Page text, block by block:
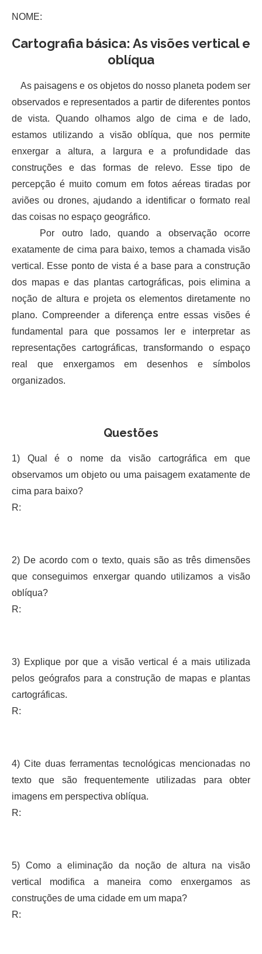
NOME:
Cartografia básica: As visões vertical e
oblíqua
As paisagens e os objetos do nosso planeta podem ser
observados e representados a partir de diferentes pontos
de vista. Quando olhamos algo de cima e de lado,
estamos utilizando a visão oblíqua, que nos permite
enxergar a altura, a largura e a profundidade das
construções e das formas de relevo. Esse tipo de
percepção é muito comum em fotos aéreas tiradas por
aviões ou drones, ajudando a identificar o formato real
das coisas no espaço geográfico.
Por outro lado, quando a observação ocorre
exatamente de cima para baixo, temos a chamada visão
vertical. Esse ponto de vista é a base para a construção
dos mapas e das plantas cartográficas, pois elimina a
noção de altura e projeta os elementos diretamente no
plano. Compreender a diferença entre essas visões é
fundamental para que possamos ler e interpretar as
representações cartográficas, transformando o espaço
real que enxergamos em desenhos e símbolos
organizados.
Questões
1) Qual é o nome da visão cartográfica em que
observamos um objeto ou uma paisagem exatamente de
cima para baixo?
R:
2) De acordo com o texto, quais são as três dimensões
que conseguimos enxergar quando utilizamos a visão
oblíqua?
R:
3) Explique por que a visão vertical é a mais utilizada
pelos geógrafos para a construção de mapas e plantas
cartográficas.
R:
4) Cite duas ferramentas tecnológicas mencionadas no
texto que são frequentemente utilizadas para obter
imagens em perspectiva oblíqua.
R:
5) Como a eliminação da noção de altura na visão
vertical modifica a maneira como enxergamos as
construções de uma cidade em um mapa?
R: